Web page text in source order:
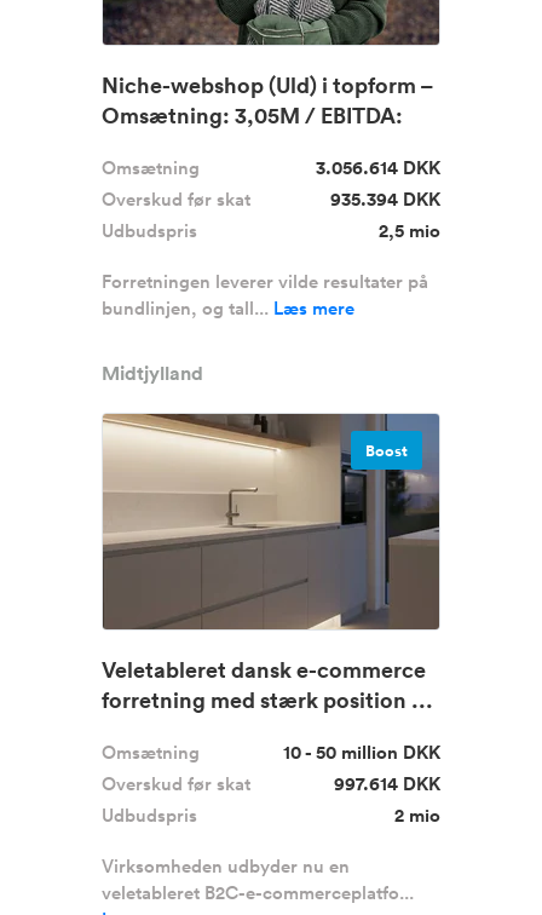
Niche-webshop (Uld) i topform –
Omsætning: 3,05M / EBITDA:
Omsætning
3.056.614 DKK
Overskud før skat
935.394 DKK
Udbudspris
2,5 mio
Forretningen leverer vilde resultater på
bundlinjen, og tall... Læs mere
Midtjylland
Boost
Veletableret dansk e-commerce
forretning med stærk position ...
Omsætning
10 - 50 million DKK
Overskud før skat
997.614 DKK
Udbudspris
2 mio
Virksomheden udbyder nu en
veletableret B2C-e-commerceplatfo...